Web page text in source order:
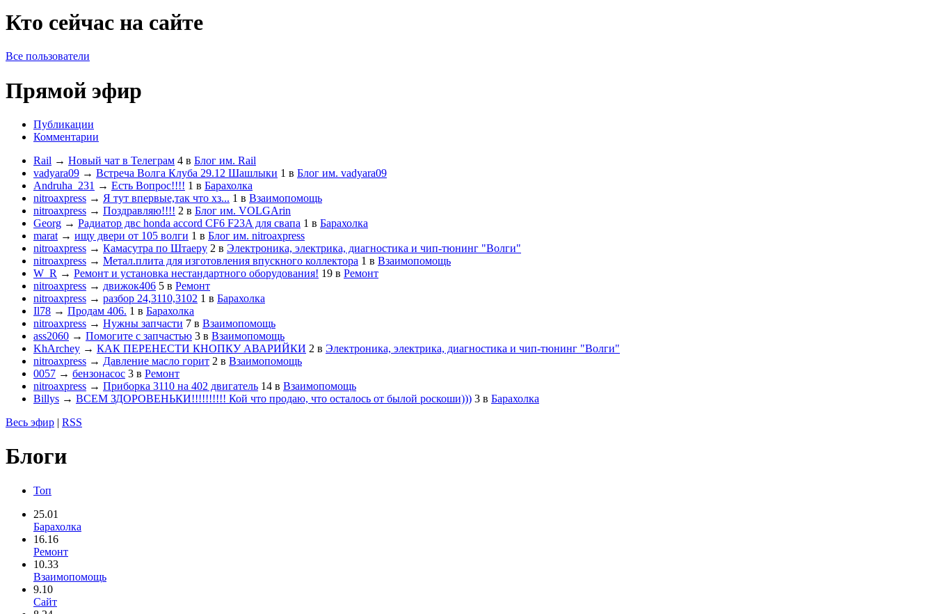
Кто сейчас на сайте
Все пользователи
Прямой эфир
Публикации
Комментарии
Rail → Новый чат в Телеграм 4 в Блог им. Rail
vadyara09 → Встреча Волга Клуба 29.12 Шашлыки 1 в Блог им. vadyara09
Andruha_231 → Есть Вопрос!!!! 1 в Барахолка
nitroaxpress → Я тут впервые,так что хз... 1 в Взаимопомощь
nitroaxpress → Поздравляю!!!! 2 в Блог им. VOLGArin
Georg → Радиатор двс honda accord CF6 F23A для свапа 1 в Барахолка
marat → ищу двери от 105 волги 1 в Блог им. nitroaxpress
nitroaxpress → Камасутра по Штаеру 2 в Электроника, электрика, диагностика и чип-тюнинг "Волги"
nitroaxpress → Метал.плита для изготовления впускного коллектора 1 в Взаимопомощь
W_R → Ремонт и установка нестандартного оборудования! 19 в Ремонт
nitroaxpress → движок406 5 в Ремонт
nitroaxpress → разбор 24,3110,3102 1 в Барахолка
Il78 → Продам 406. 1 в Барахолка
nitroaxpress → Нужны запчасти 7 в Взаимопомощь
ass2060 → Помогите с запчастью 3 в Взаимопомощь
KhArchey → КАК ПЕРЕНЕСТИ КНОПКУ АВАРИЙКИ 2 в Электроника, электрика, диагностика и чип-тюнинг "Волги"
nitroaxpress → Давление масло горит 2 в Взаимопомощь
0057 → бензонасос 3 в Ремонт
nitroaxpress → Приборка 3110 на 402 двигатель 14 в Взаимопомощь
Billys → ВСЕМ ЗДОРОВЕНЬКИ!!!!!!!!!! Кой что продаю, что осталось от былой роскоши))) 3 в Барахолка
Весь эфир | RSS
Блоги
Топ
25.01
Барахолка
16.16
Ремонт
10.33
Взаимопомощь
9.10
Сайт